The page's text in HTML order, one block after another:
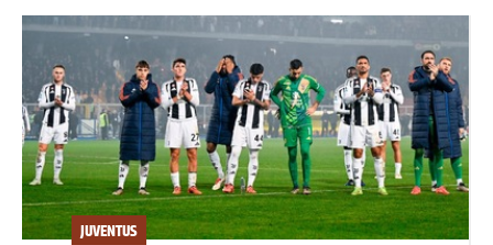
JUVENTUS